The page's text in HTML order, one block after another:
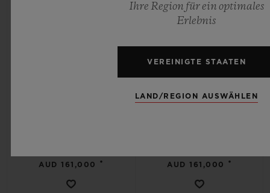
AUD 161,000 •
TOURBILLON 5-DAY
AUD 161,000 •
Ihre Region für ein optimales
Erlebnis
VEREINIGTE STAATEN
LAND/REGION AUSWÄHLEN